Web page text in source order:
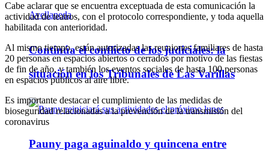
Continúa el conflicto de los judiciales: la
situación en los Tribunales de Las Varillas
Pauny paga aguinaldo y quincena entre
Cabe aclarar que se encuentra exceptuada de esta comunicación la
actividad de teatros, con el protocolo correspondiente, y toda aquella
habilitada con anterioridad.
Al mismo tiempo, están autorizadas las reuniones familiares de hasta
20 personas en espacios abiertos o cerrados por motivo de las fiestas
de fin de año, y también los eventos sociales de hasta 100 personas
en espacios públicos al aire libre.
Es importante destacar el cumplimiento de las medidas de
bioseguridad relacionadas a la prevención de la transmisión del
coronavirus